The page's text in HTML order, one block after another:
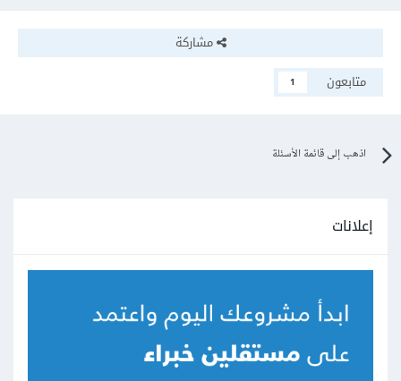
مشاركة
متابعون
1
اذهب إلى قائمة الأسئلة
إعلانات